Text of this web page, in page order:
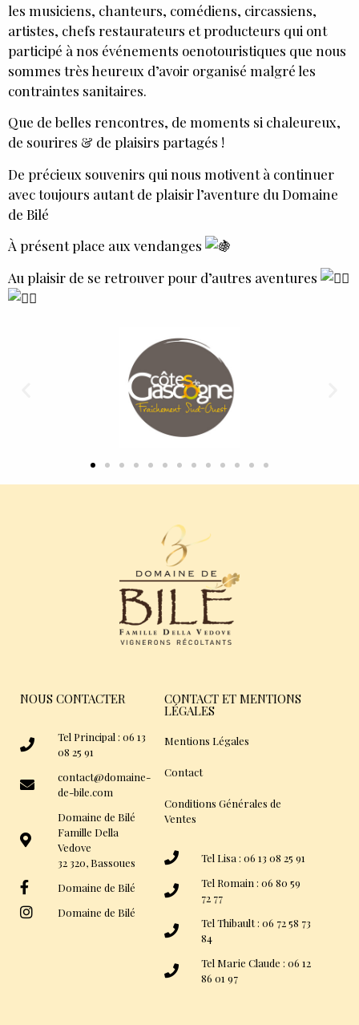
les musiciens, chanteurs, comédiens, circassiens,
artistes, chefs restaurateurs et producteurs qui ont
participé à nos événements oenotouristiques que nous
sommes très heureux d’avoir organisé malgré les
contraintes sanitaires.
Que de belles rencontres, de moments si chaleureux,
de sourires & de plaisirs partagés !
De précieux souvenirs qui nous motivent à continuer
avec toujours autant de plaisir l’aventure du Domaine
de Bilé
À présent place aux vendanges
Au plaisir de se retrouver pour d’autres aventures
NOUS CONTACTER
Tel Principal : 06 13
08 25 91
contact@domaine-
de-bile.com
Domaine de Bilé
Famille Della
Vedove
32 320, Bassoues
Domaine de Bilé
Domaine de Bilé
CONTACT ET MENTIONS
LÉGALES
Mentions Légales
Contact
Conditions Générales de
Ventes
Tel Lisa : 06 13 08 25 91
Tel Romain : 06 80 59
72 77
Tel Thibault : 06 72 58 73
84
Tel Marie Claude : 06 12
86 01 97